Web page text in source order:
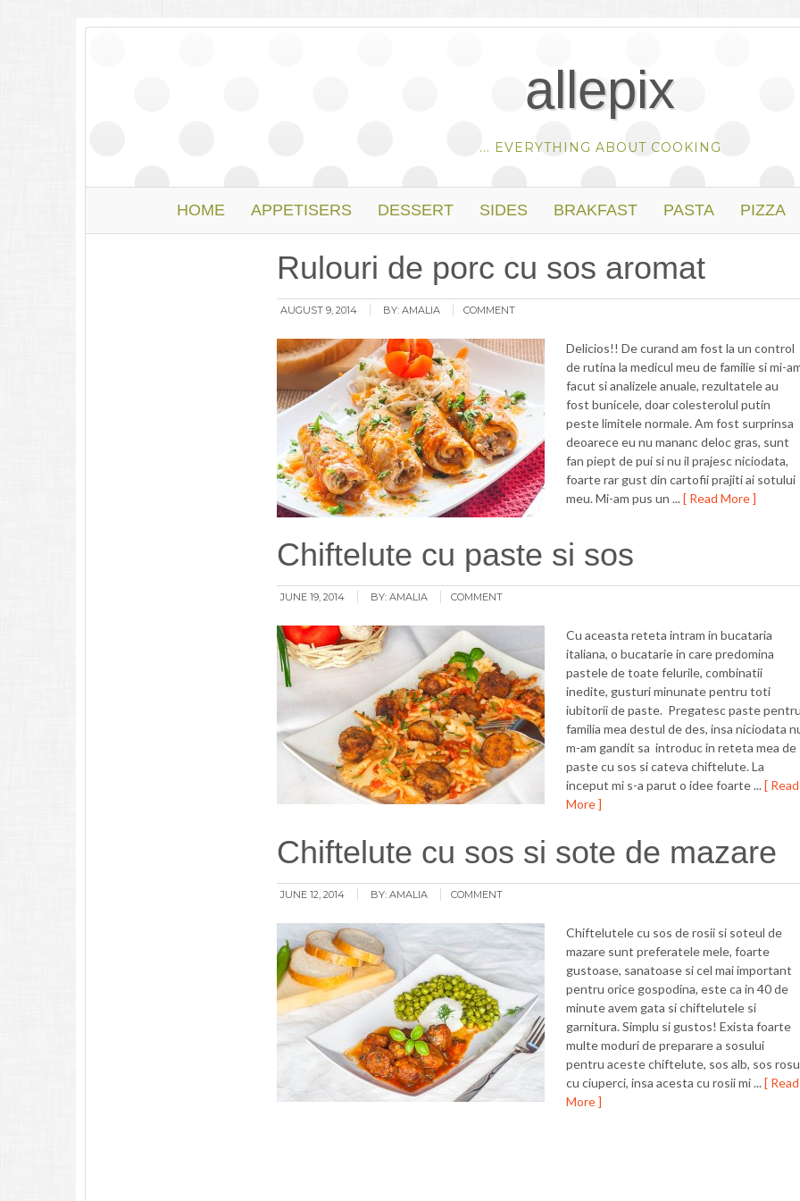
allepix
... EVERYTHING ABOUT COOKING
HOME APPETISERS DESSERT SIDES BRAKFAST PASTA PIZZA
Rulouri de porc cu sos aromat
AUGUST 9, 2014 BY: AMALIA COMMENT
Delicios!! De curand am fost la un control
de rutina la medicul meu de familie si mi-
facut si analizele anuale, rezultatele au
fost bunicele, doar colesterolul putin
peste limitele normale. Am fost surprinsa
deoarece eu nu mananc deloc gras, sunt
fan piept de pui si nu il prajesc niciodata,
foarte rar gust din cartofii prajiti ai sotului
meu. Mi-am pus un ...[ Read More ]
Chiftelute cu paste si sos
JUNE 19, 2014 BY: AMALIA COMMENT
Cu aceasta reteta intram in bucataria
italiana, o bucatarie in care predomina
pastele de toate felurile, combinatii
inedite, gusturi minunate pentru toti
iubitorii de paste. Pregatesc paste
familia mea destul de des, insa niciodata
m-am gandit sa introduc in reteta mea de
paste cu sos si cateva chiftelute. La
inceput mi s-a parut o idee foarte ...[ Read
More ]
Chiftelute cu sos si sote de mazare
JUNE 12, 2014 BY: AMALIA COMMENT
Chiftelutele cu sos de rosii si soteul de
mazare sunt preferatele mele, foarte
gustoase, sanatoase si cel mai important
pentru orice gospodina, este ca in 40 de
minute avem gata si chiftelutele si
garnitura. Simplu si gustos! Exista foarte
multe moduri de preparare a sosului
pentru aceste chiftelute, sos alb, sos
cu ciuperci, insa acesta cu rosii mi ...[ Read
More ]